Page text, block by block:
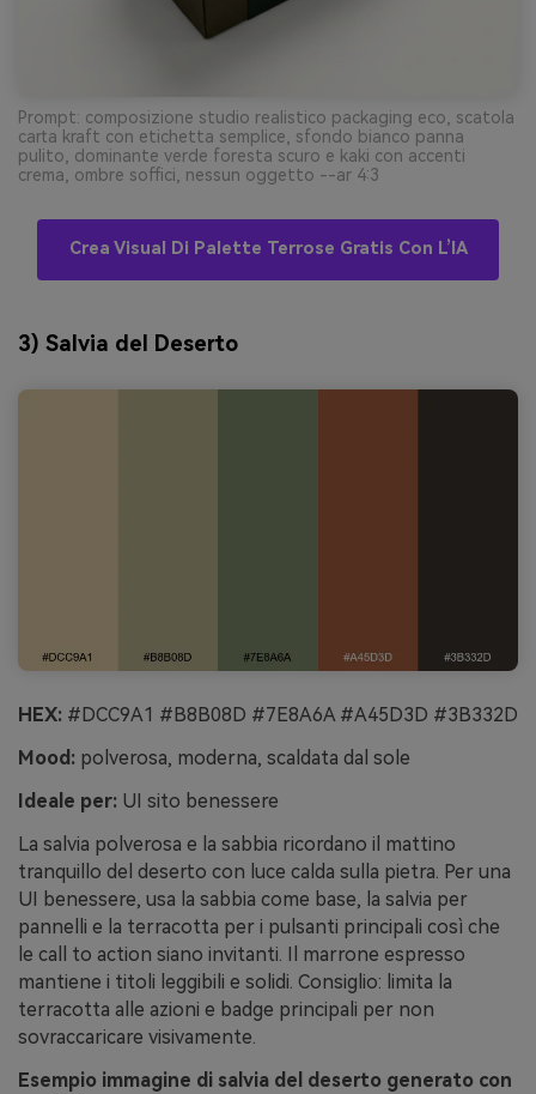
Prompt: composizione studio realistico packaging eco, scatola
carta kraft con etichetta semplice, sfondo bianco panna
pulito, dominante verde foresta scuro e kaki con accenti
crema, ombre soffici, nessun oggetto --ar 4:3
Crea Visual Di Palette Terrose Gratis Con L’IA
3) Salvia del Deserto
HEX: #DCC9A1 #B8B08D #7E8A6A #A45D3D #3B332D
Mood: polverosa, moderna, scaldata dal sole
Ideale per: UI sito benessere
La salvia polverosa e la sabbia ricordano il mattino
tranquillo del deserto con luce calda sulla pietra. Per una
UI benessere, usa la sabbia come base, la salvia per
pannelli e la terracotta per i pulsanti principali così che
le call to action siano invitanti. Il marrone espresso
mantiene i titoli leggibili e solidi. Consiglio: limita la
terracotta alle azioni e badge principali per non
sovraccaricare visivamente.
Esempio immagine di salvia del deserto generato con